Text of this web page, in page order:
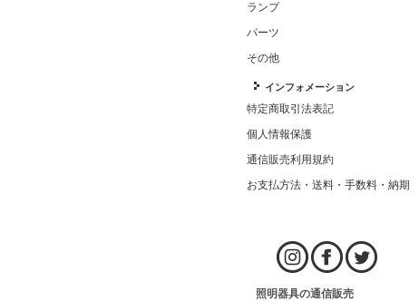
ランプ
パーツ
その他
インフォメーション
特定商取引法表記
個人情報保護
通信販売利用規約
お支払方法・送料・手数料・納期
照明器具の通信販売